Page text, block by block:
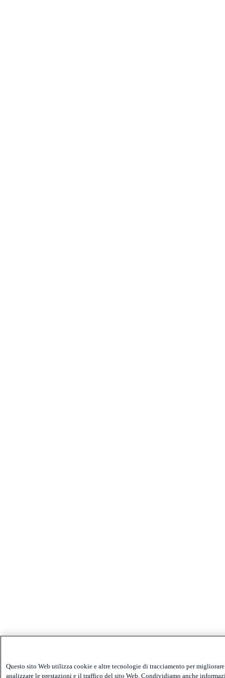
Questo sito Web utilizza cookie e altre tecnologie di tracciamento per migliorare
analizzare le prestazioni e il traffico del sito Web. Condividiamo anche